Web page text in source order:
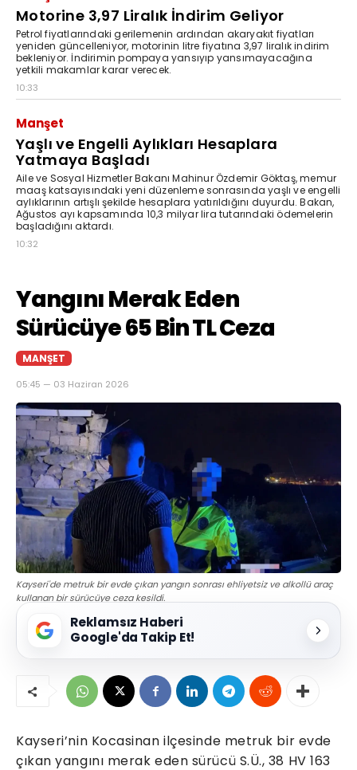
Motorine 3,97 Liralık İndirim Geliyor
Petrol fiyatlarındaki gerilemenin ardından akaryakıt fiyatları
yeniden güncelleniyor, motorinin litre fiyatına 3,97 liralık indirim
bekleniyor. İndirimin pompaya yansıyıp yansımayacağına
yetkili makamlar karar verecek.
10:33
Manşet
Yaşlı ve Engelli Aylıkları Hesaplara
Yatmaya Başladı
Aile ve Sosyal Hizmetler Bakanı Mahinur Özdemir Göktaş, memur
maaş katsayısındaki yeni düzenleme sonrasında yaşlı ve engelli
aylıklarının artışlı şekilde hesaplara yatırıldığını duyurdu. Bakan,
Ağustos ayı kapsamında 10,3 milyar lira tutarındaki ödemelerin
başladığını aktardı.
10:32